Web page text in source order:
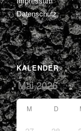
Datenschutz
KALENDER
M D